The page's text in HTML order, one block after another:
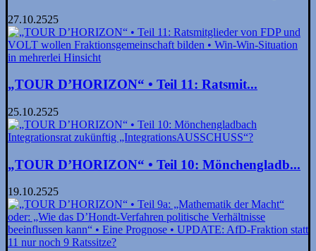
27.10.2525
„TOUR D’HORIZON“ • Teil 11: Ratsmit­...
25.10.2525
„TOUR D’HORIZON“ • Teil 10: Mönchengladb...
19.10.2525